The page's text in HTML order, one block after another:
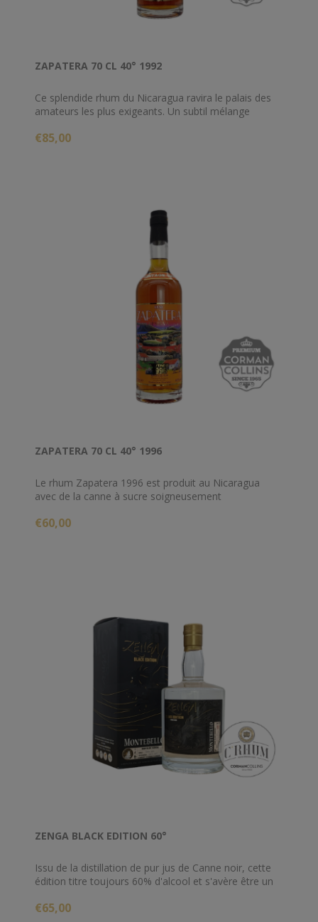
ZAPATERA 70 CL 40° 1992
Ce splendide rhum du Nicaragua ravira le palais des
amateurs les plus exigeants. Un subtil mélange
Zapatera abuelo vintage 1992 cask n° 50 est un
€85,00
ZAPATERA 70 CL 40° 1996
Le rhum Zapatera 1996 est produit au Nicaragua
avec de la canne à sucre soigneusement
aromatique dû au vieillissement en petits fûts de 200
€60,00
ZENGA BLACK EDITION 60°
Issu de la distillation de pur jus de Canne noir, cette
édition titre toujours 60% d'alcool et s'avère être un
€65,00